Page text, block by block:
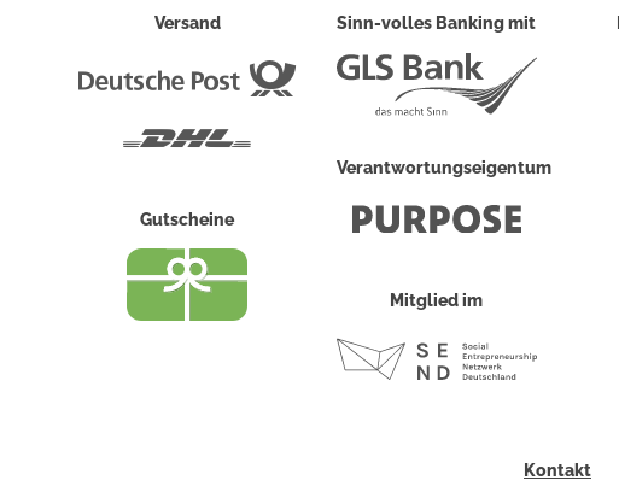
Versand
Deutsche
Gutscheine
Sinn-volles Banking mit
Verantwortungseigentum
Mitglied im
Kontakt